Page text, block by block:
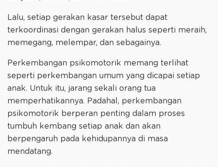
Lalu, setiap gerakan kasar tersebut dapat
terkoordinasi dengan gerakan halus seperti meraih,
memegang, melempar, dan sebagainya.
Perkembangan psikomotorik memang terlihat
seperti perkembangan umum yang dicapai setiap
anak. Untuk itu, jarang sekali orang tua
memperhatikannya. Padahal, perkembangan
psikomotorik berperan penting dalam proses
tumbuh kembang setiap anak dan akan
berpengaruh pada kehidupannya di masa
mendatang.